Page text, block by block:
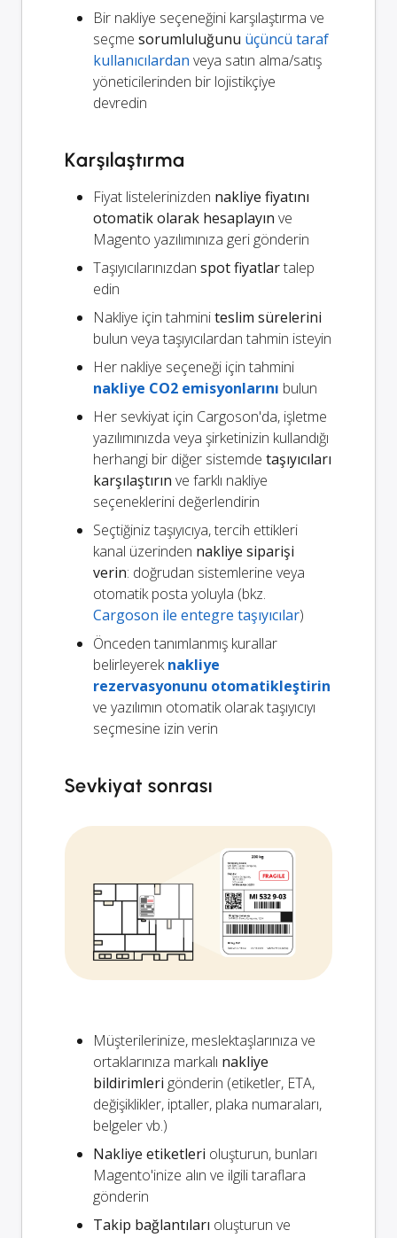
Bir nakliye seçeneğini karşılaştırma ve
seçme sorumluluğunu üçüncü taraf
kullanıcılardan veya satın alma/satış
yöneticilerinden bir lojistikçiye
devredin
Karşılaştırma
Fiyat listelerinizden nakliye fiyatını
otomatik olarak hesaplayın ve
Magento yazılımınıza geri gönderin
Taşıyıcılarınızdan spot fiyatlartalep
edin
Nakliye için tahminiteslim sürelerini
bulun veya taşıyıcılardan tahmin isteyin
Her nakliye seçeneği için tahmini
nakliye CO2 emisyonlarını bulun
Her sevkiyat için Cargoson'da, işletme
yazılımınızda veya şirketinizin kullandığı
herhangi bir diğer sistemde taşıyıcıları
karşılaştırın ve farklı nakliye
seçeneklerini değerlendirin
Seçtiğiniz taşıyıcıya, tercih ettikleri
kanal üzerinden nakliye siparişi
verin: doğrudan sistemlerine veya
otomatik posta yoluyla (bkz.
Cargoson ile entegre taşıyıcılar)
Önceden tanımlanmış kurallar
belirleyereknakliye
rezervasyonunu otomatikleştirin
ve yazılımın otomatik olarak taşıyıcıyı
seçmesine izin verin
Sevkiyat sonrası
Müşterilerinize, meslektaşlarınıza ve
ortaklarınıza markalı nakliye
bildirimleri gönderin (etiketler, ETA,
değişiklikler, iptaller, plaka numaraları,
belgeler vb.)
Nakliye etiketleri oluşturun, bunları
Magento'inize alın ve ilgili taraflara
gönderin
Takip bağlantıları oluşturun ve